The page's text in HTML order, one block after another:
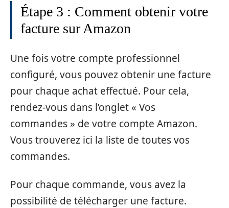
Étape 3 : Comment obtenir votre
facture sur Amazon
Une fois votre compte professionnel
configuré, vous pouvez obtenir une facture
pour chaque achat effectué. Pour cela,
rendez-vous dans l’onglet « Vos
commandes » de votre compte Amazon.
Vous trouverez ici la liste de toutes vos
commandes.
Pour chaque commande, vous avez la
possibilité de télécharger une facture.